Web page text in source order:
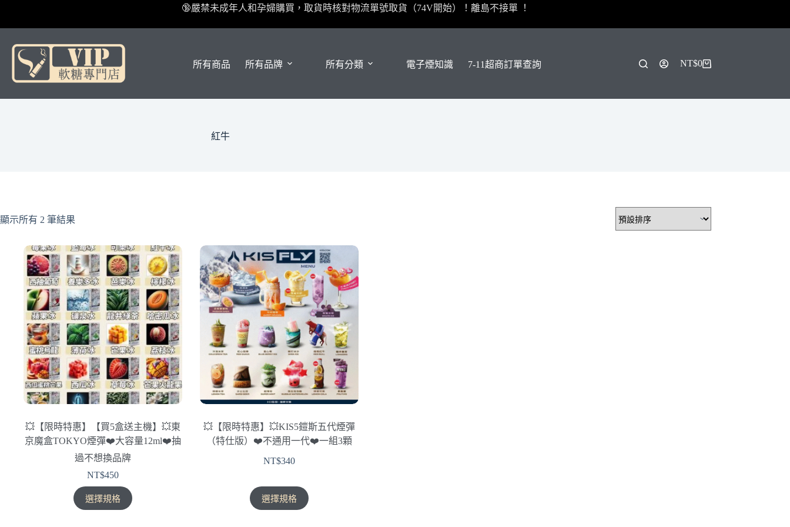
🔞嚴禁未成年人和孕婦購買，取貨時核對物流單號取貨（74V開始）！離島不接單 ！
所有商品 所有品牌 所有分類 電子煙知識 7-11超商訂單查詢
車
NT$0
紅牛
顯示所有 2 筆結果
💥【限時特惠】【買5盒送主機】💥東
京魔盒TOKYO煙彈❤️‍大容量12ml❤️‍抽
過不想換品牌
NT$450
選擇規格
此
產
💥【限時特惠】💥KIS5鎧斯五代煙彈
（特仕版）❤️‍不通用一代❤️‍一組3顆
NT$340
選擇規格
此
產